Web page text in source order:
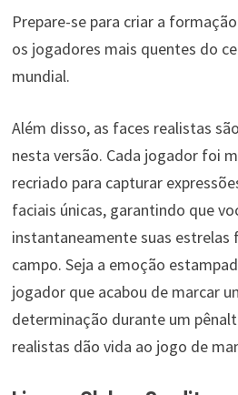
Prepare-se para criar a
os jogadores mais quentes do
mundial.
Além disso, as faces realistas
nesta versão. Cada jogador foi
recriado para capturar
faciais únicas, garantindo que
instantaneamente suas
campo. Seja a emoção
jogador que acabou de marcar
determinação durante um
realistas dão vida ao jogo de